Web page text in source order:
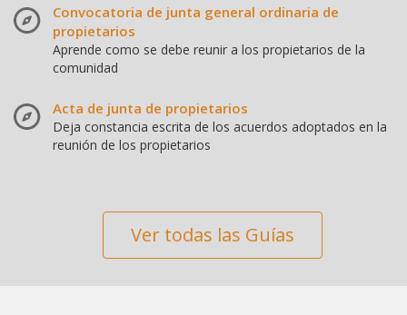
Convocatoria de junta general ordinaria de
propietarios
Aprende como se debe reunir a los propietarios de la
comunidad
Acta de junta de propietarios
Deja constancia escrita de los acuerdos adoptados en la
reunión de los propietarios
Ver todas las Guías